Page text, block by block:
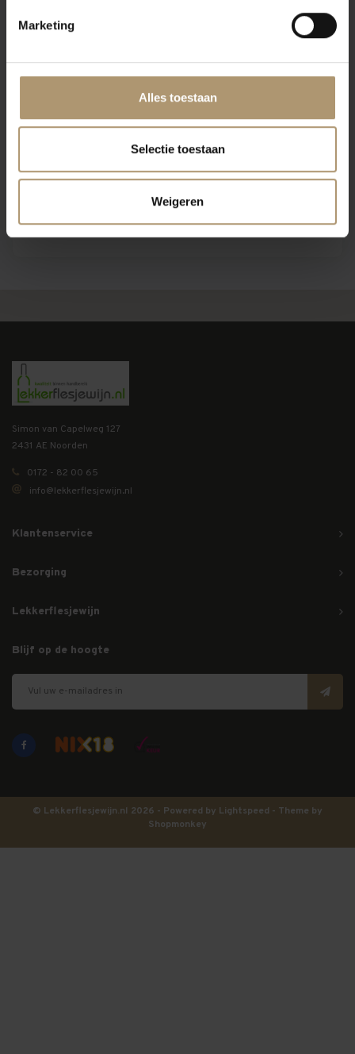
Marketing
Alles toestaan
Selectie toestaan
Weigeren
Simon van Capelweg 127
2431 AE Noorden
0172 - 82 00 65
info@lekkerflesjewijn.nl
Klantenservice
Bezorging
Lekkerflesjewijn
Blijf op de hoogte
© Lekkerflesjewijn.nl 2026 - Powered by Lightspeed - Theme by
Shopmonkey